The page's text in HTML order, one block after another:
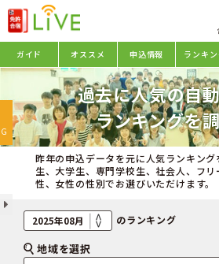
ガイド オススメ 申込情報 ランキ
過去に人気の自
ランキングを
昨年の申込データを元に人気ランキン
生、大学生、専門学校生、社会人、フ
性、女性の性別でお選びいただけます。
のランキング
地域を選択